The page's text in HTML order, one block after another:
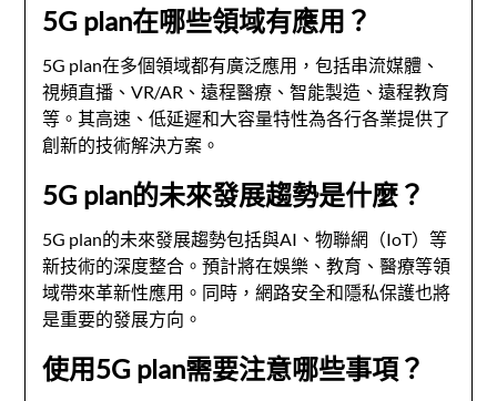
5G plan在哪些領域有應用？
5G plan在多個領域都有廣泛應用，包括串流媒體、
視頻直播、VR/AR、遠程醫療、智能製造、遠程教育
等。其高速、低延遲和大容量特性為各行各業提供了
創新的技術解決方案。
5G plan的未來發展趨勢是什麼？
5G plan的未來發展趨勢包括與AI、物聯網（IoT）等
新技術的深度整合。預計將在娛樂、教育、醫療等領
域帶來革新性應用。同時，網路安全和隱私保護也將
是重要的發展方向。
使用5G plan需要注意哪些事項？